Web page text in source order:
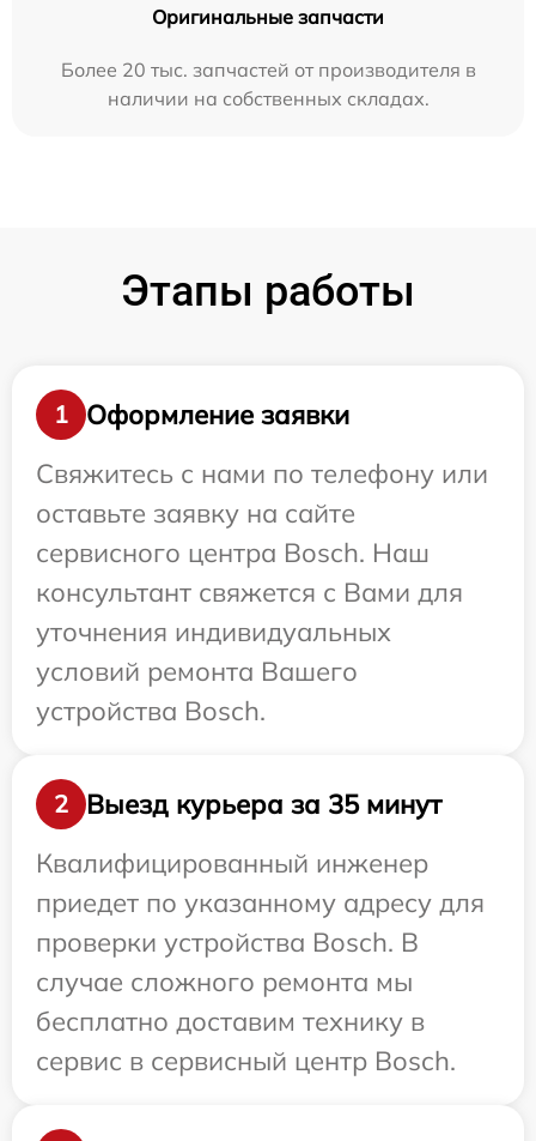
Оригинальные запчасти
Более 20 тыс. запчастей от производителя в
наличии на собственных складах.
Этапы работы
1
Оформление заявки
Свяжитесь с нами по телефону или
оставьте заявку на сайте
сервисного центра Bosch. Наш
консультант свяжется с Вами для
уточнения индивидуальных
условий ремонта Вашего
устройства Bosch.
2
Выезд курьера за 35 минут
Квалифицированный инженер
приедет по указанному адресу для
проверки устройства Bosch. В
случае сложного ремонта мы
бесплатно доставим технику в
сервис в сервисный центр Bosch.